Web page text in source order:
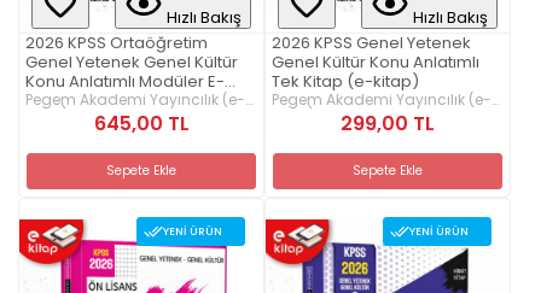
Hızlı Bakış
2026 KPSS Ortaöğretim
Genel Yetenek Genel Kültür
Konu Anlatımlı Modüler E-
Kitap Seti
Pegem Akademi Yayıncılık (e-
kitap) 645,00 TL
Sepete Ekle
Hızlı Bakış
2026 KPSS Genel Yetenek
Genel Kültür Konu Anlatımlı
Tek Kitap (e-kitap)
Pegem Akademi Yayıncılık (e-
kitap) 299,00 TL
Sepete Ekle
YENI ÜRÜN YENI ÜRÜN